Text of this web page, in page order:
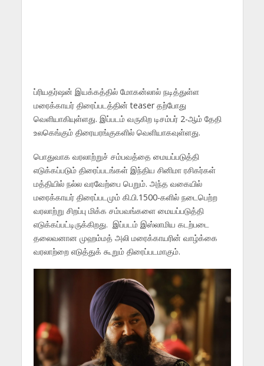
ப்ரியதர்ஷன் இயக்கத்தில் மோகன்லால் நடித்துள்ள
மரைக்காயர் திரைப்படத்தின் teaser தற்போது
வெளியாகியுள்ளது. இப்படம் வருகிற டிசம்பர் 2-ஆம் தேதி
உலகெங்கும் திரையரங்குகளில் வெளியாகவுள்ளது.
பொதுவாக வரலாற்றுச் சம்பவத்தை மையப்படுத்தி
எடுக்கப்படும் திரைப்படங்கள் இந்திய சினிமா ரசிகர்கள்
மத்தியில் நல்ல வரவேற்பை பெறும். அந்த வகையில்
மரைக்காயர் திரைப்படமும் கி.பி.1500-களில் நடைபெற்ற
வரலாற்று சிறப்பு மிக்க சம்பவங்களை மையப்படுத்தி
எடுக்கப்பட்டிருக்கிறது. இப்படம் இஸ்லாமிய கடற்படை
தலைவனான முஹம்மத் அலி மரைக்காயரின் வாழ்க்கை
வரலாற்றை எடுத்துக் கூறும் திரைப்படமாகும்.